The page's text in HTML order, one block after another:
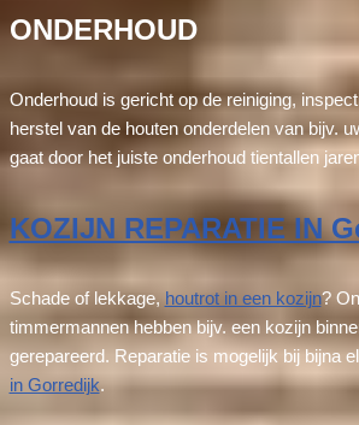
ONDERHOUD
Onderhoud is gericht op de reiniging,
herstel van de houten onderdelen van bijv.
gaat door het juiste onderhoud tientallen
KOZIJN REPARATIE IN
Schade of lekkage, houtrot in een kozijn?
timmermannen hebben bijv. een kozijn
gerepareerd. Reparatie is mogelijk bij bijna
in Gorredijk.